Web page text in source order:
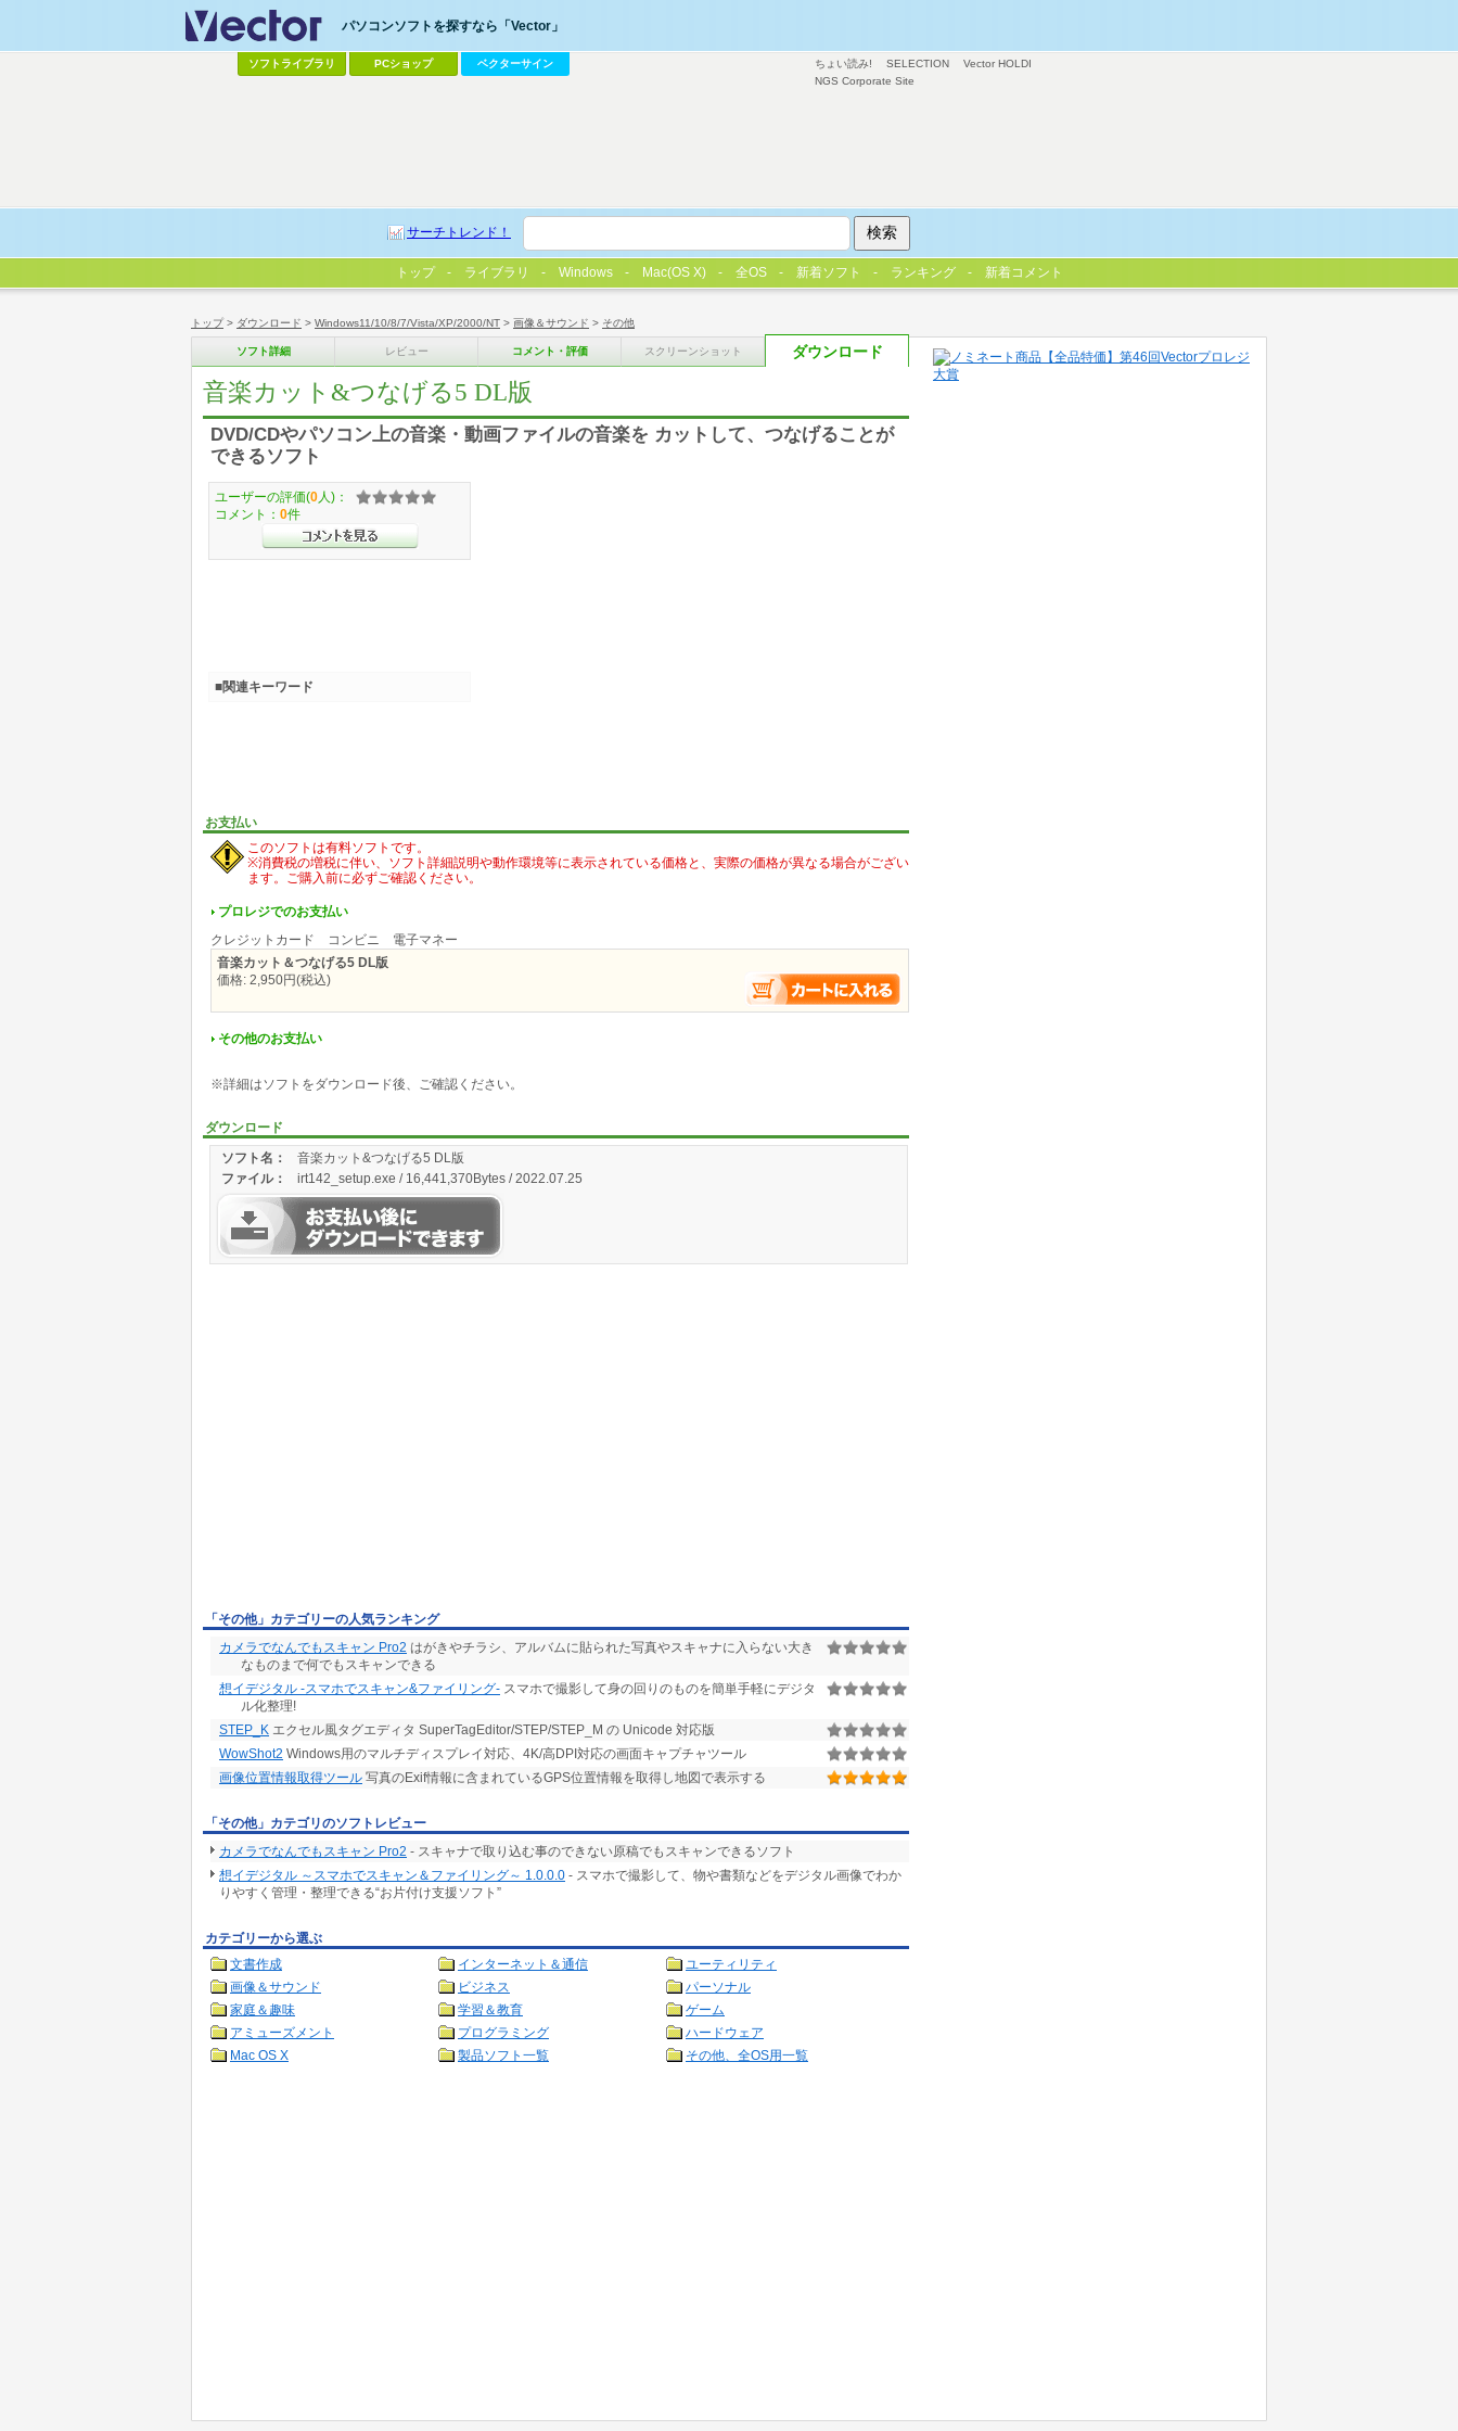
トップ> ダウンロード > Windows11/10/8/7/Vista/XP/2000/NT > 画像＆サウンド > その他
ソフト詳細 レビュー コメント・評価 スクリーンショット ダウンロード
音楽カット&つなげる5 DL版
DVD/CDやパソコン上の音楽・動画ファイルの音楽を カットして、つなげることが
できるソフト
お支払い
このソフトは有料ソフトです。
※消費税の増税に伴い、ソフト詳細説明や動作環境等に表示されている価格と、実際の価格が異なる場合がござい
ます。ご購入前に必ずご確認ください。
プロレジでのお支払い
クレジットカード コンビニ 電子マネー
音楽カット＆つなげる5 DL版
価格: 2,950円(税込)
その他のお支払い
※詳細はソフトをダウンロード後、ご確認ください。
ダウンロード
ソフト名：
音楽カット&つなげる5 DL版
ファイル：
irt142_setup.exe / 16,441,370Bytes / 2022.07.25
ユーザーの評価(0 人)：
コメント： 0件
■関連キーワード
「その他」カテゴリーの人気ランキング
カメラでなんでもスキャン Pro2 はがきやチラシ、アルバムに貼られた写真やスキャナに入らない大き
なものまで何でもスキャンできる
想イデジタル -スマホでスキャン&ファイリング- スマホで撮影して身の回りのものを簡単手軽にデジタ
ル化整理!
STEP_K エクセル風タグエディタ SuperTagEditor/STEP/STEP_M の Unicode 対応版
WowShot2 Windows用のマルチディスプレイ対応、4K/高DPI対応の画面キャプチャツール
画像位置情報取得ツール 写真のExif情報に含まれているGPS位置情報を取得し地図で表示する
「その他」カテゴリのソフトレビュー
カメラでなんでもスキャン Pro2 - スキャナで取り込む事のできない原稿でもスキャンできるソフト
想イデジタル ～スマホでスキャン＆ファイリング～ 1.0.0.0 - スマホで撮影して、物や書類などをデジタル画像でわか
りやすく管理・整理できる“お片付け支援ソフト”
カテゴリーから選ぶ
文書作成
インターネット＆通信
ユーティリティ
画像＆サウンド
ビジネス
パーソナル
家庭＆趣味
学習＆教育
ゲーム
アミューズメント
プログラミング
ハードウェア
Mac OS X
製品ソフト一覧 その他、全OS用一覧
ちょい読み! SELECTION
Vector HOLDI
NGS Corporate Site
パソコンソフトを探すなら「Vector」
ソフトライブラリ PCショップ ベクターサイン
サーチトレンド！
トップ ライブラリ Windows Mac(OS X) 全OS 新着ソフト ランキング 新着コメント